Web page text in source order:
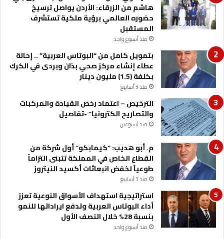
ة
ا
ل
ي
ئ
ة
ب
ا
هاشم من الزرقاء: الأردن يواصل ترسيخ
حضوره العالمي برؤية ملكية تستشرف
المستقبل
منذ أسبوع واحد
بتمويل كامل من “البوتاس العربية” .. إحالة
عطاء إنشاء مركز صحي بذان وبردى في الكرك
بكلفة (1.5) مليون دينار
منذ 3 أسابيع
الترخيص – اعتماد رخص القيادة والمركبات
والتصاريح الكترونيا” -تفاصيل
منذ أسبوعين
م. أبو هديب: “كيمابكو” أول شركة من
القطاع الخاص في المملكة تتبنى التزاماً
طوعياً لخفض انبعاثات أكسيد النيتروز
منذ 3 أسابيع
استراتيجية استهداف الأسواق النوعية تعزز
أداء البوتاس العربية وتدفع ايراداتها للنمو
بنسبة 28% خلال النصف الأول
منذ أسبوع واحد